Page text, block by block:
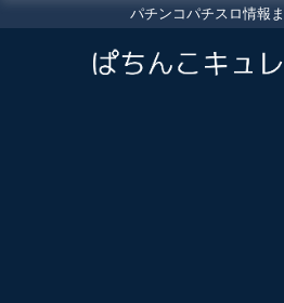
パチンコパチスロ情報